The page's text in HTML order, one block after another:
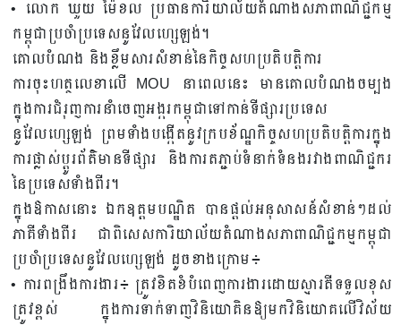
• លោក ឃួយ ម៉ៃខល ប្រធានការិយាល័យតំណាងសភាពាណិជ្ជកម្ម
កម្ពុជាប្រចាំប្រទេសនូវែលហ្សេឡង់។
គោលបំណង និងខ្លឹមសារសំខាន់នៃកិច្ចសហប្រតិបត្តិការ
ការចុះហត្ថលេខាលើ MOU នាពេលនេះ មានគោលបំណងចម្បង
ក្នុងការជំរុញការនាំចេញអង្ករកម្ពុជាទៅកាន់ទីផ្សារប្រទេស
នូវែលហ្សេឡង់ ព្រមទាំងបង្កើតនូវក្របខ័ណ្ឌកិច្ចសហប្រតិបត្តិការក្នុង
ការផ្លាស់ប្តូរព័ត៌មានទីផ្សារ និងការតភ្ជាប់ទំនាក់ទំនងរវាងពាណិជ្ជករ
នៃប្រទេសទាំងពីរ។
ក្នុងឱកាសនោះ ឯកឧត្តមបណ្ឌិត បានផ្តល់អនុសាសន៍សំខាន់ៗដល់
ភាគីទាំងពីរ ជាពិសេសការិយាល័យតំណាងសភាពាណិជ្ជកម្មកម្ពុជា
ប្រចាំប្រទេសនូវែលហ្សេឡង់ ដូចខាងក្រោម៖
• ការពង្រឹងការងារ៖ ត្រូវខិតខំបំពេញការងារដោយស្មារតីទទួលខុស
ត្រូវខ្ពស់ ក្នុងការទាក់ទាញវិនិយោគិនឱ្យមកវិនិយោគលើវិស័យ